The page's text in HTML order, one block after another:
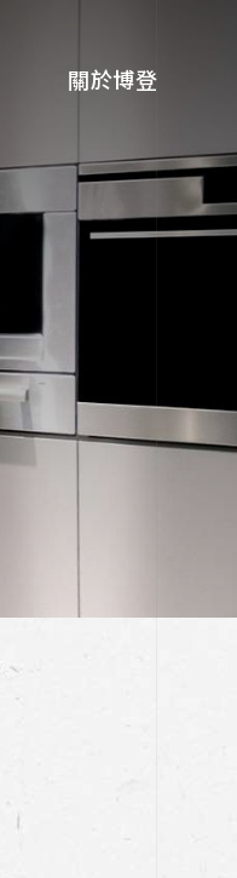
關於博登